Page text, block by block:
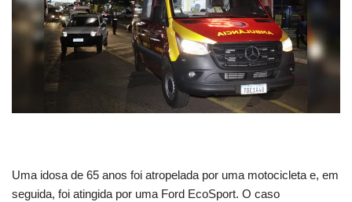
Uma idosa de 65 anos foi atropelada por uma motocicleta e, em
seguida, foi atingida por uma Ford EcoSport. O caso